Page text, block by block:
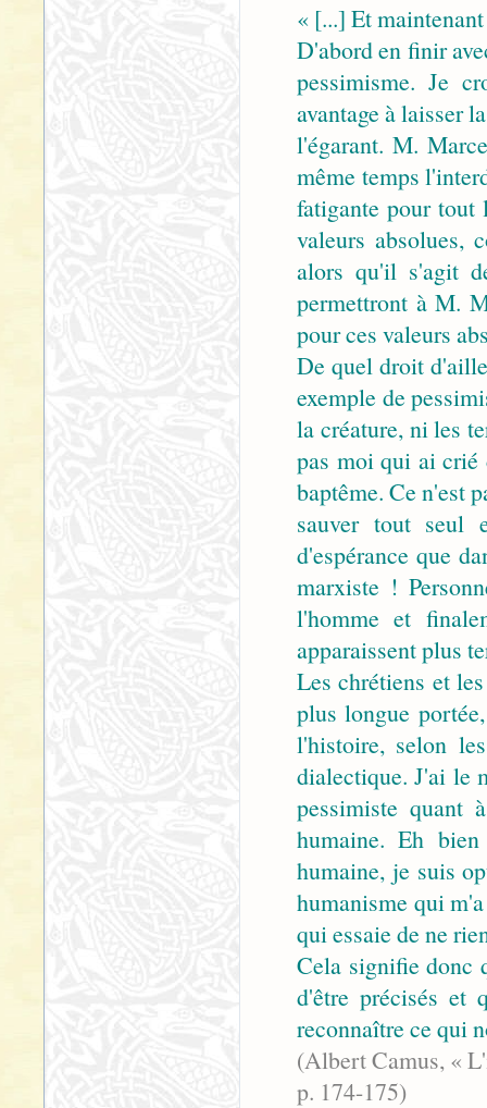
« [...] Et
D'abord en finir
pessimisme. Je
avantage à laisser
l'égarant. M.
même temps
fatigante pour tout
valeurs absolues,
alors qu'il s'agit
permettront à M.
pour ces valeurs
De quel droit
exemple de
la créature, ni les
pas moi qui ai
baptême. Ce n'est
sauver tout seul
d'espérance que
marxiste !
l'homme et
apparaissent plus
Les chrétiens et
plus longue
l'histoire, selon
dialectique. J'ai le
pessimiste quant
humaine. Eh
humaine, je suis
humanisme qui
qui essaie de ne
Cela signifie donc
d'être précisés et
reconnaître ce qui
(Albert Camus, «
p. 174-175)